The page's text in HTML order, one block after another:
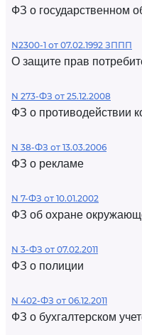
ФЗ о государственном
N2300-1 от 07.02.1992 ЗППП
О защите прав
N 273-ФЗ от 25.12.2008
ФЗ о противодействии
N 38-ФЗ от 13.03.2006
ФЗ о рекламе
N 7-ФЗ от 10.01.2002
ФЗ об охране
N 3-ФЗ от 07.02.2011
ФЗ о полиции
N 402-ФЗ от 06.12.2011
ФЗ о бухгалтерском